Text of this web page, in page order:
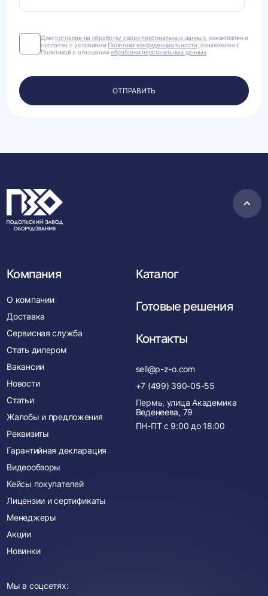
Даю
согласие
на
своих
персональных
данных.
Даюсогласие на обработку своих персональных данных, ознакомлен и
согласен с условиями Политики конфиденциальности , ознакомлен с
Политикой в отношенииобработки персональных данных.
ОТПРАВИТЬ
в
Компания
О компании
Доставка
Сервисная служба
Стать дилером
Вакансии
Новости
Статьи
Жалобы и предложения
Реквизиты
Гарантийная декларация
Видеообзоры
Кейсы покупателей
Лицензии и сертификаты
Менеджеры
Акции
Новинки
Каталог
Готовые решения
Контакты
sell@p-z-o.com
+7 (499) 390-05-55
Пермь, улица Академика
Веденеева, 79
ПН-ПТ с 9:00 до 18:00
Мы в соцсетях: